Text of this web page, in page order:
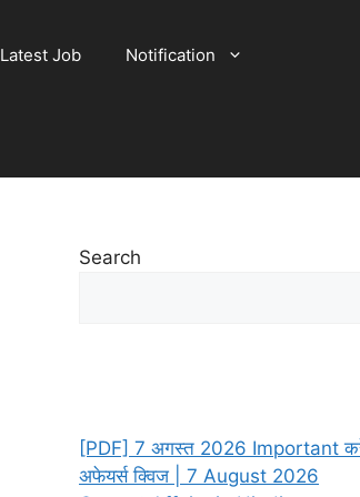
Latest Job Notification
Search
[PDF] 7 अगस्त 2026 Important
अफेयर्स क्विज | 7 August 2026